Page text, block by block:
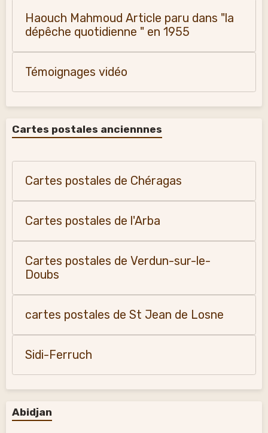
Haouch Mahmoud Article paru dans "la
dépêche quotidienne " en 1955
Témoignages vidéo
Cartes postales anciennnes
Cartes postales de Chéragas
Cartes postales de l'Arba
Cartes postales de Verdun-sur-le-
Doubs
cartes postales de St Jean de Losne
Sidi-Ferruch
Abidjan